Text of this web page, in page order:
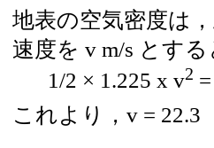
地表の空気密度は
速度を v m/s とす
1/2 × 1.225 x v2
これより，v = 22.3